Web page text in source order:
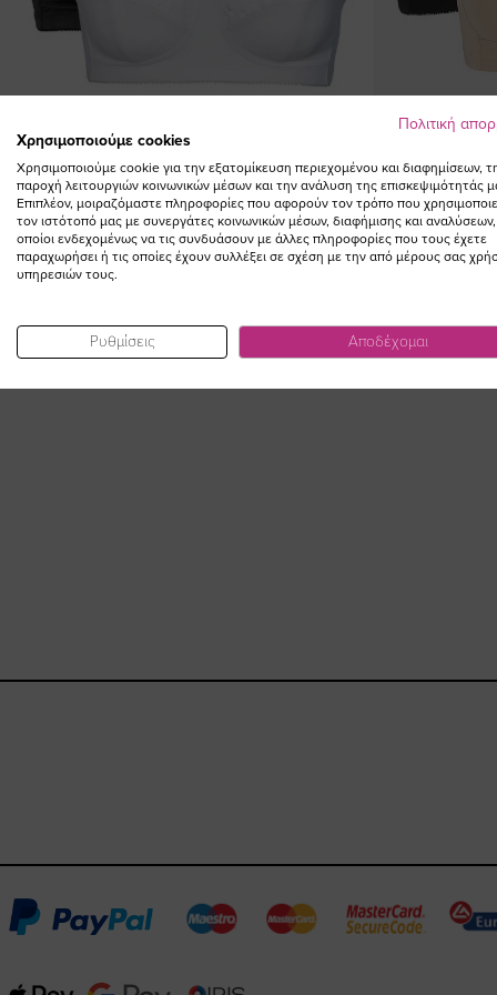
Μαλακό σουτιέν με κέντημα σε μαύρο/άσπρο χρώμα
(1+1)
64,00 €
Μαλακό
Πολιτική
Χρησιμοποιούμε cookies
Χρησιμοποιούμε cookie για την εξατομίκευση περιεχομένου και διαφημίσεων,
παροχή λειτουργιών κοινωνικών μέσων και την ανάλυση της επισκεψιμότητάς
Επιπλέον, μοιραζόμαστε πληροφορίες που αφορούν τον τρόπο που
τον ιστότοπό μας με συνεργάτες κοινωνικών μέσων, διαφήμισης και αναλύσεων,
οποίοι ενδεχομένως να τις συνδυάσουν με άλλες πληροφορίες που τους έχετε
παραχωρήσει ή τις οποίες έχουν συλλέξει σε σχέση με την από μέρους σας
υπηρεσιών τους.
Ρυθμίσεις Αποδέχομαι